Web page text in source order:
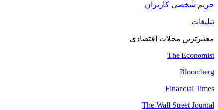
حریم شخصی کاربران
تبلیغات
معتبرترین مجلات اقتصادی
The Economist
Bloomberg
Financial Times
The Wall Street Journal